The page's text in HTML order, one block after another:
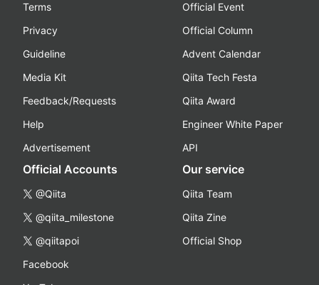
Terms
Privacy
Guideline
Media Kit
Feedback/Requests
Help
Advertisement
Official Event
Official Column
Advent Calendar
Qiita Tech Festa
Qiita Award
Engineer White Paper
API
Official Accounts
@Qiita
@qiita_milestone
@qiitapoi
Facebook
Our service
Qiita Team
Qiita Zine
Official Shop